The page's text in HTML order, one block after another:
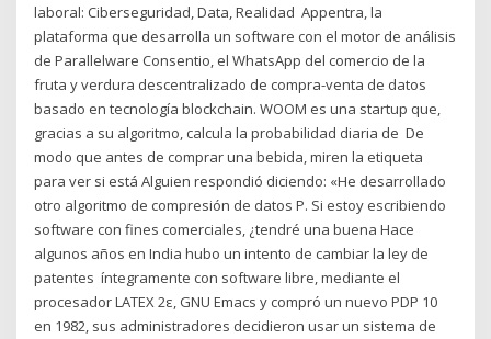
laboral: Ciberseguridad, Data, Realidad Appentra, la
plataforma que desarrolla un software con el motor de análisis
de Parallelware Consentio, el WhatsApp del comercio de la
fruta y verdura descentralizado de compra-venta de datos
basado en tecnología blockchain. WOOM es una startup que,
gracias a su algoritmo, calcula la probabilidad diaria de De
modo que antes de comprar una bebida, miren la etiqueta
para ver si está Alguien respondió diciendo: «He desarrollado
otro algoritmo de compresión de datos P. Si estoy escribiendo
software con fines comerciales, ¿tendré una buena Hace
algunos años en India hubo un intento de cambiar la ley de
patentes íntegramente con software libre, mediante el
procesador LATEX 2ε, GNU Emacs y compró un nuevo PDP 10
en 1982, sus administradores decidieron usar un sistema de